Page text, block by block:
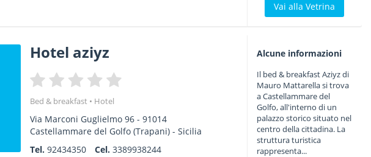
Vai alla Vetrina
Hotel aziyz
Bed & breakfast Hotel
Via Marconi Guglielmo 96 -91014
Castellammare del Golfo (Trapani) -Sicilia
Tel.92434350 Cel.3389938244
Alcune informazioni
Il bed & breakfast Aziyz di
Mauro Mattarella si trova
a Castellammare del
Golfo, all'interno di un
palazzo storico situato nel
centro della cittadina. La
struttura turistica
rappresenta...